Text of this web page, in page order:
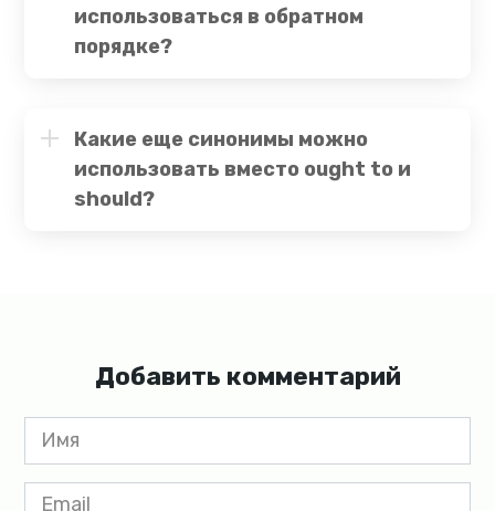
использоваться в обратном
порядке?
Какие еще синонимы можно
использовать вместо ought to и
should?
Добавить комментарий
Имя
*
Email